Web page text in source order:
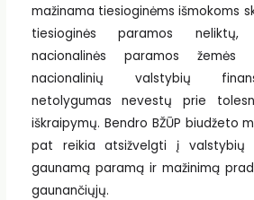
mažinama tiesioginėms išmokoms
tiesioginės paramos
nacionalinės paramos
nacionalinių valstybių
netolygumas nevestų prie
iškraipymų. Bendro BŽŪP biudžeto
pat reikia atsižvelgti į valstybių
gaunamą paramą ir mažinimą
gaunančiųjų.